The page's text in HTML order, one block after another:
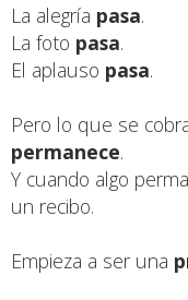
La alegría pasa.
La foto pasa.
El aplauso pasa.
Pero lo que se
permanece.
Y cuando algo
un recibo.
Empieza a ser una